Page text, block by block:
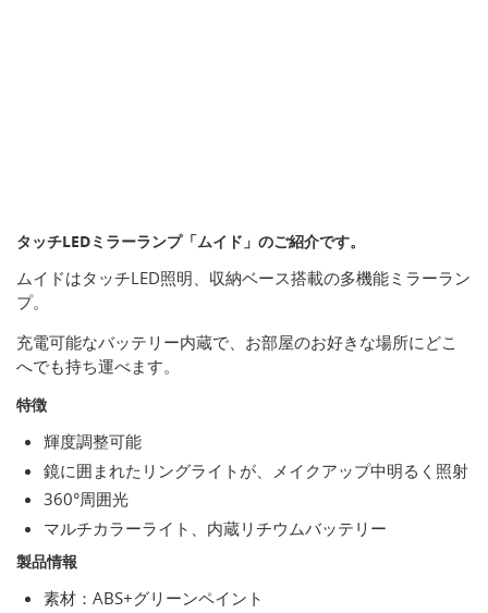
タッチLEDミラーランプ「ムイド」のご紹介です。
ムイドはタッチLED照明、収納ベース搭載の多機能ミラーラン
プ。
充電可能なバッテリー内蔵で、お部屋のお好きな場所にどこ
へでも持ち運べます。
特徴
輝度調整可能
鏡に囲まれたリングライトが、メイクアップ中明るく照射
360°周囲光
マルチカラーライト、内蔵リチウムバッテリー
製品情報
素材：ABS+グリーンペイント